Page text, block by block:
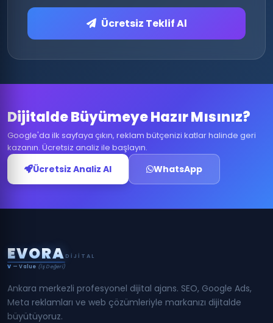
Ücretsiz Teklif Al
Dijitalde Büyümeye Hazır Mısınız?
Google'da ilk sayfaya çıkın, reklam bütçenizi katlar halinde geri
kazanın. Ücretsiz analiz ile başlayın.
Ücretsiz Analiz Al WhatsApp
EVORA DIJITAL
V — Value (İş Değeri)
Ankara merkezli profesyonel dijital ajans. SEO, Google Ads,
Meta reklamları ve web çözümleriyle markanızı dijitalde
büyütüyoruz.